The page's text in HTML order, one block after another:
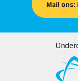
Mail